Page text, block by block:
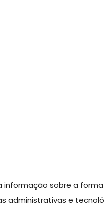
informação sobre a
administrativas e